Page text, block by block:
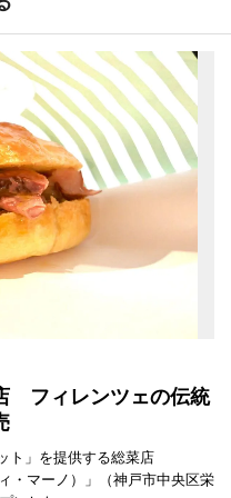
フィレンツェの伝統
ト」を提供する総菜店
・マーノ）」（神戸市中央区栄